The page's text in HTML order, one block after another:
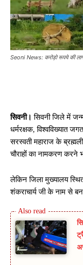
Seoni News: करोड़ो रूपये की
सिवनी। सिवनी जिले में
धर्मरक्षक, विश्वविख्यात
सरस्वती महाराज के
चौराहों का नामकरण
लेकिन जिला मुख्यालय
शंकराचार्य जी के नाम से